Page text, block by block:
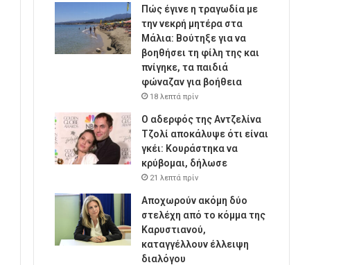
Πώς έγινε η τραγωδία με
την νεκρή μητέρα στα
Μάλια: Βούτηξε για να
βοηθήσει τη φίλη της και
πνίγηκε, τα παιδιά
φώναζαν για βοήθεια
18 λεπτά πρίν
Ο αδερφός της Αντζελίνα
Τζολί αποκάλυψε ότι είναι
γκέι: Κουράστηκα να
κρύβομαι, δήλωσε
21 λεπτά πρίν
Αποχωρούν ακόμη δύο
στελέχη από το κόμμα της
Καρυστιανού,
καταγγέλλουν έλλειψη
διαλόγου